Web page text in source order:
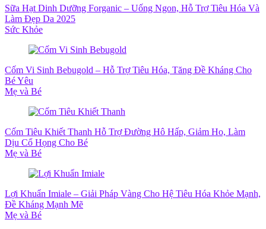
Sữa Hạt Dinh Dưỡng Forganic – Uống Ngon, Hỗ Trợ Tiêu Hóa Và
Làm Đẹp Da 2025
Sức Khỏe
Cốm Vi Sinh Bebugold – Hỗ Trợ Tiêu Hóa, Tăng Đề Kháng Cho
Bé Yêu
Mẹ và Bé
Cốm Tiêu Khiết Thanh Hỗ Trợ Đường Hô Hấp, Giảm Ho, Làm
Dịu Cổ Họng Cho Bé
Mẹ và Bé
Lợi Khuẩn Imiale – Giải Pháp Vàng Cho Hệ Tiêu Hóa Khỏe Mạnh,
Đề Kháng Mạnh Mẽ
Mẹ và Bé